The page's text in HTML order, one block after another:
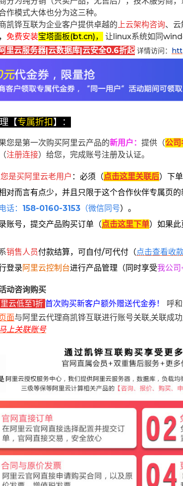
作模式大体也分为这三种。
凯铧互联为企业客户提供卓越的上云架构咨询、
免费安装宝塔面板(bt.cn)，
让linux系统如同
里云服务器|云数据库|云安全0.6折起 详情访问：
【专属折扣】：
您是第一次购买阿里云产品的新用户 ： 提供（公
注册连接）给您，完成账号注册及认证。
是买阿里云老用户 ： 必须 （点击这里关联后） 下单
对而言有点少，并且只限于这个合作伙伴专属页的
话： 158-0160-3153 （微信同号）。
账号，提交产品购买订单（点击这里下单） 如果此
销售人员付款结算，可自付/可代付（点击查看收
登录 阿里云控制台进行产品管理（同时享受我公司
动咨询购买
云低至1折 首次购买新客户额外赠送代金券！ 呼
面与阿里云代理商凯铧互联进行账号关联,关联成
上关联账号